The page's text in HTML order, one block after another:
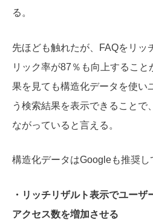
る。
先ほども触れたが、FAQをリッ
リック率が87％も向上するこ
果を見ても構造化データを使い
う検索結果を表示できることで
ながっていると言える。
構造化データはGoogleも推奨
・リッチリザルト表示でユー
アクセス数を増加させる